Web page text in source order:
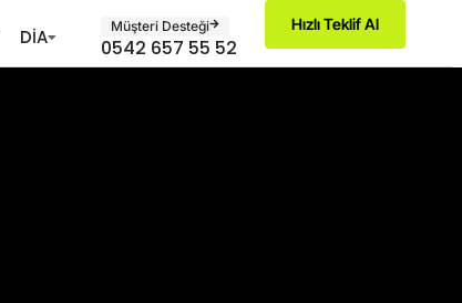
DİA Müşteri Desteği
0542 657 55 52
Hızlı Teklif Al